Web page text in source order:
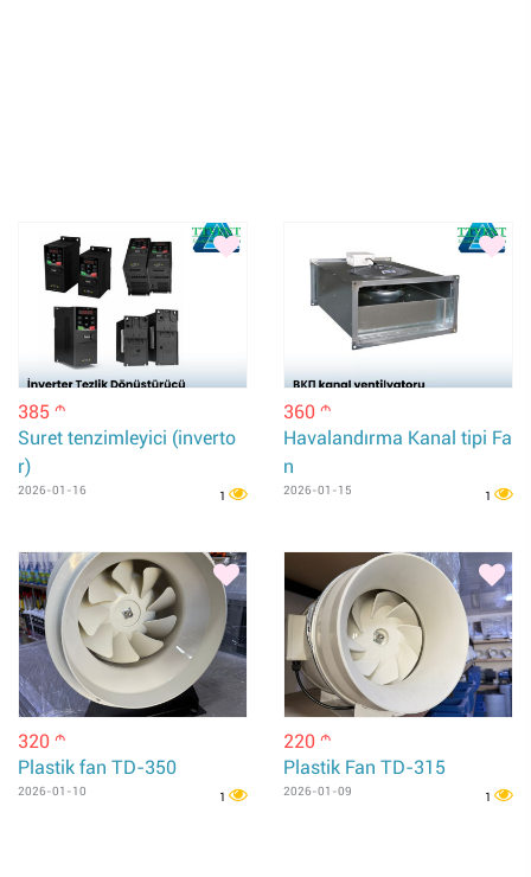
385 m
Suret tenzimleyici (inverto
r)
2026-01-16 1
360 m
Havalandırma Kanal tipi Fa
n
2026-01-15 1
320 m
Plastik fan TD-350
2026-01-10 1
220 m
Plastik Fan TD-315
2026-01-09 1